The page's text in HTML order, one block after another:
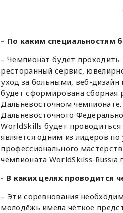
– По каким специальностям
– Чемпионат будет
ресторанный сервис,
уход за больными, веб-
будет сформирована сборная
Дальневосточном
Дальневосточного
WorldSkills будет
является одним из лидеров
профессионального
чемпионата WorldSkilss-
- В каких целях проводится
– Эти соревнования
молодёжь имела чёткое